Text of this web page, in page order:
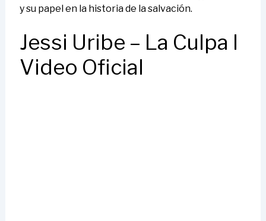
y su papel en la historia de la salvación.
Jessi Uribe – La Culpa l
Video Oficial